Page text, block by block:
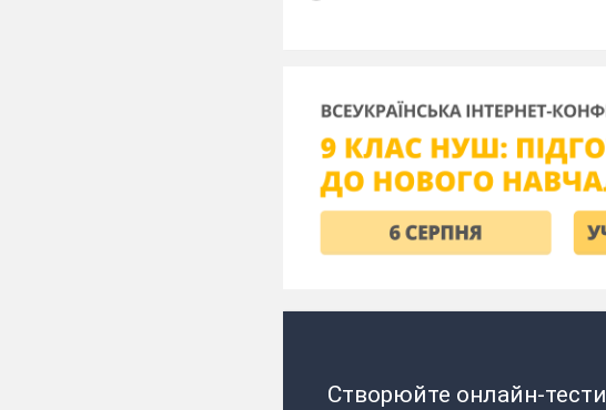
Створюйте онлайн-тести